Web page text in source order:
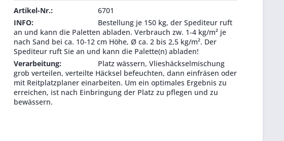
Artikel-Nr.:
6701
INFO:
Bestellung je 150 kg, der Spediteur ruft
an und kann die Paletten abladen. Verbrauch zw. 1-4 kg/m² je
nach Sand bei ca. 10-12 cm Höhe, Ø ca. 2 bis 2,5 kg/m². Der
Spediteur ruft Sie an und kann die Palette(n) abladen!
Verarbeitung:
Platz wässern, Vlieshäckselmischung
grob verteilen, verteilte Häcksel befeuchten, dann einfräsen oder
mit Reitplatzplaner einarbeiten. Um ein optimales Ergebnis zu
erreichen, ist nach Einbringung der Platz zu pflegen und zu
bewässern.